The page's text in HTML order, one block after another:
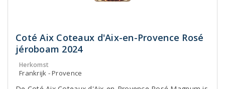
Coté Aix Coteaux d'Aix-en-Provence Rosé
jéroboam 2024
Herkomst
Frankrijk - Provence